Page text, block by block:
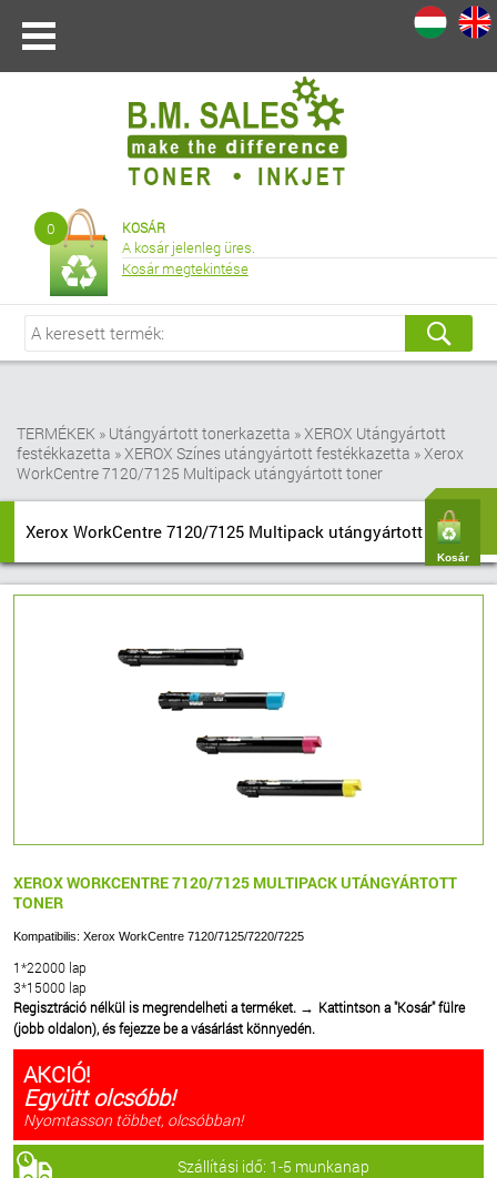
Kosár
0 KOSÁR
A kosár jelenleg üres.
Kosár megtekintése
TERMÉKEK » Utángyártott tonerkazetta »XEROX Utángyártott
festékkazetta »XEROX Színes utángyártott festékkazetta »Xerox
WorkCentre 7120/7125 Multipack utángyártott toner
Xerox WorkCentre 7120/7125 Multipack utángyártott toner
XEROX WORKCENTRE 7120/7125 MULTIPACK UTÁNGYÁRTOTT
TONER
Kompatibilis: Xerox WorkCentre 7120/7125/7220/7225
1*22000 lap
3*15000 lap
Regisztráció nélkül is megrendelheti a terméket. → Kattintson a "Kosár" fülre
(jobb oldalon), és fejezze be a vásárlást könnyedén.
AKCIÓ!
Együtt olcsóbb!
Nyomtasson többet, olcsóbban!
Szállítási idő: 1-5 munkanap